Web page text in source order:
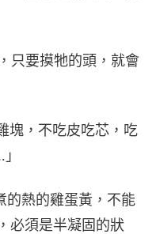
只要摸牠的頭，就會
塊，不吃皮吃芯，吃
的熱的雞蛋黃，不能
必須是半凝固的狀